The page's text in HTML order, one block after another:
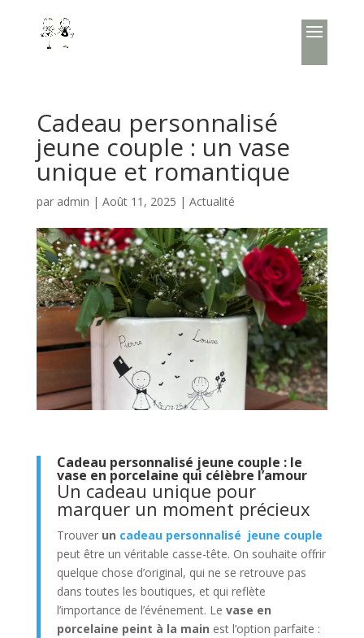
Cadeau personnalisé
jeune couple : un vase
unique et romantique
par admin | Août 11, 2025 | Actualité
Cadeau personnalisé jeune couple : le
vase en porcelaine qui célèbre l’amour
Un cadeau unique pour
marquer un moment précieux
Trouver un cadeau personnalisé jeune couple
peut être un véritable casse-tête. On souhaite offrir
quelque chose d’original, qui ne se retrouve pas
dans toutes les boutiques, et qui reflète
l’importance de l’événement. Le vase en
porcelaine peint à la main est l’option parfaite :